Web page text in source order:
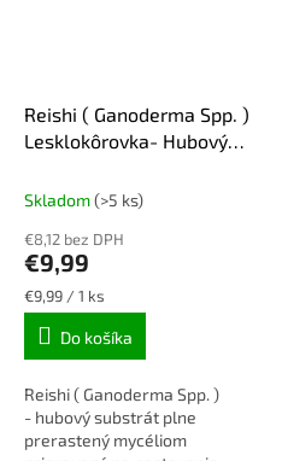
Reishi ( Ganoderma Spp. )
Lesklokôrovka- Hubový
Skladom(>5 ks)
€8,12 bez DPH
€9,99
Jednotková
cena:
€9,99 / 1 ks
Do košíka
Reishi ( Ganoderma Spp. )
- hubový substrát plne
prerastený mycéliom